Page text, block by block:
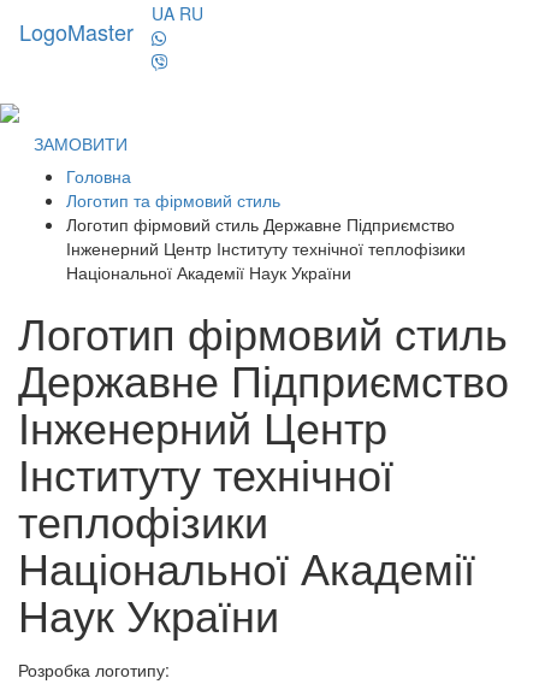
LogoMaster
UA RU
ЗАМОВИТИ
Головна
Логотип та фірмовий стиль
Логотип фірмовий стиль Державне Підприємство
Інженерний Центр Інституту технічної теплофізики
Національної Академії Наук України
Логотип фірмовий стиль
Державне Підприємство
Інженерний Центр
Інституту технічної
теплофізики
Національної Академії
Наук України
Розробка логотипу: